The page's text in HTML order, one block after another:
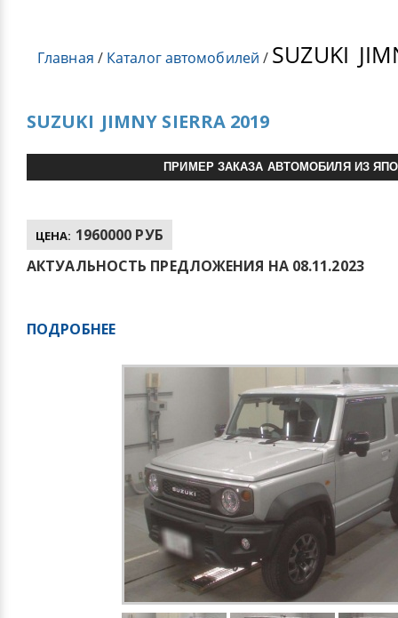
Главная / Каталог автомобилей / SUZUKI
SUZUKI JIMNY SIERRA 2019
ПРИМЕР ЗАКАЗА АВТОМОБИЛЯ ИЗ
ЦЕНА: 1960000 РУБ
АКТУАЛЬНОСТЬ ПРЕДЛОЖЕНИЯ НА 08.11.2023
ПОДРОБНЕЕ